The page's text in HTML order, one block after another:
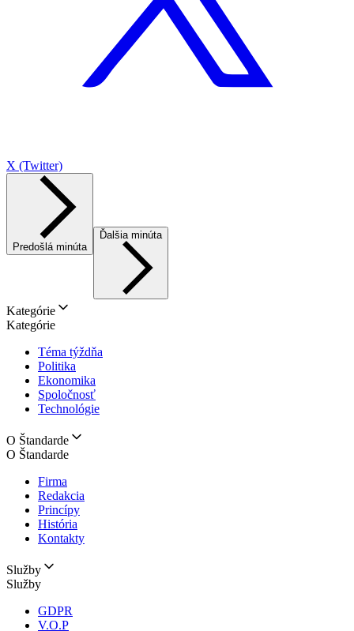
X (Twitter)
Predošlá minúta
Ďalšia minúta
Kategórie
Kategórie
Téma týždňa
Politika
Ekonomika
Spoločnosť
Technológie
O Štandarde
O Štandarde
Firma
Redakcia
Princípy
História
Kontakty
Služby
Služby
GDPR
V.O.P